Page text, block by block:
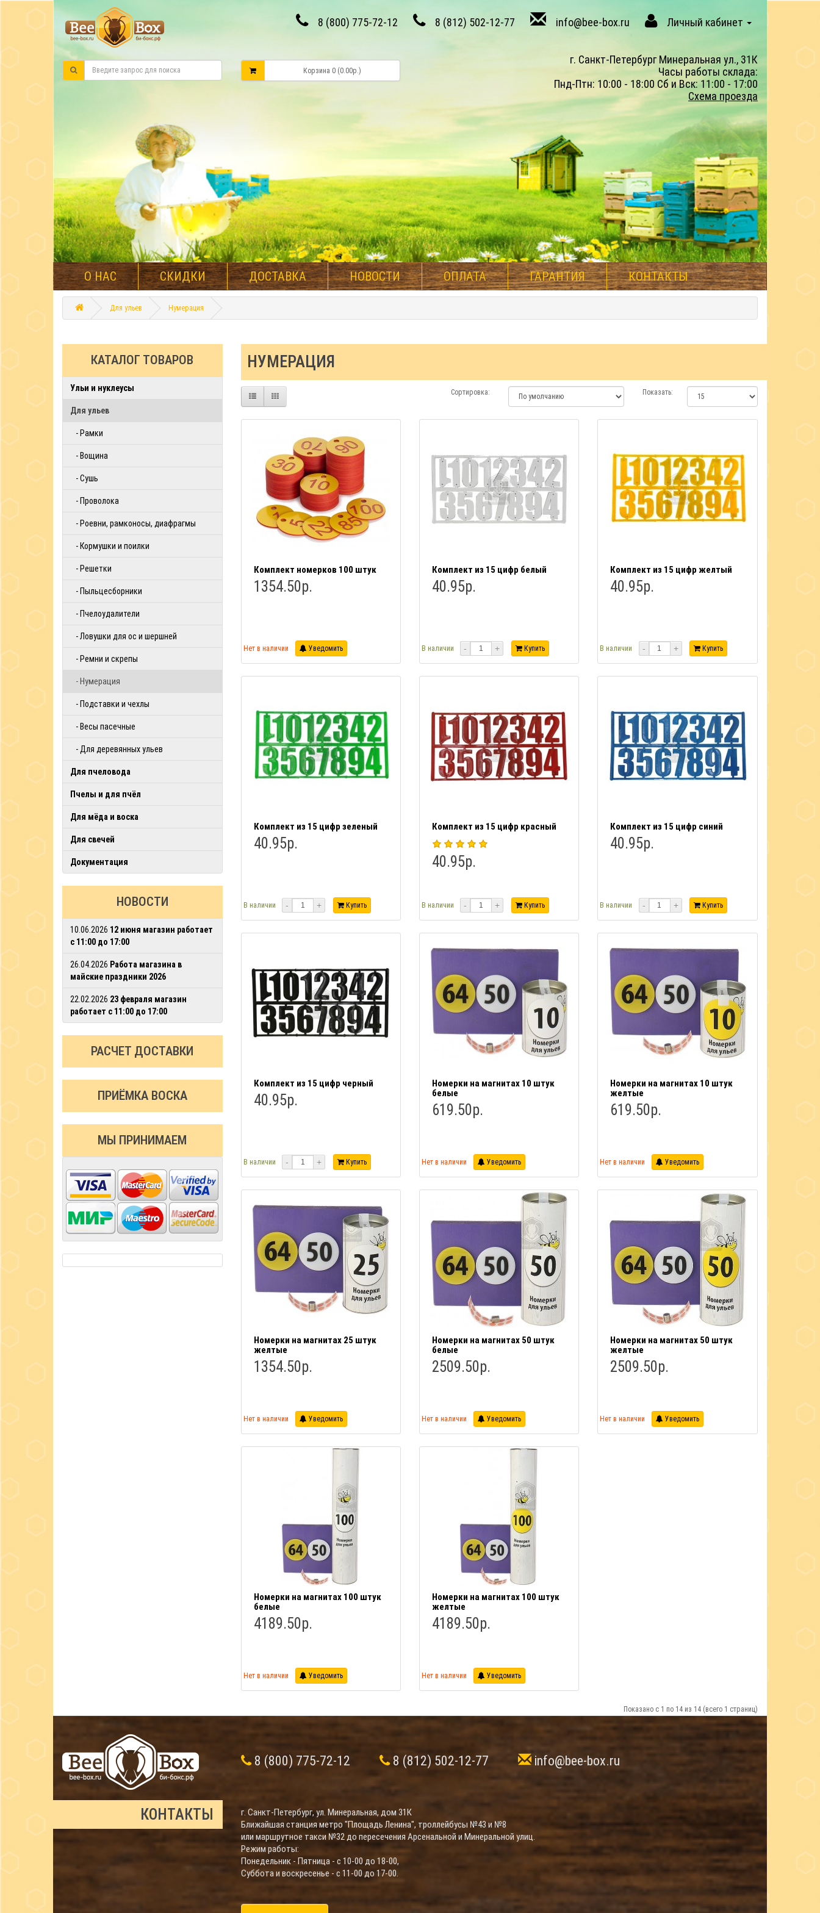
8 (800) 775-72-12 8 (812) 502-12-77 info@bee-box.ru Личный кабинет
Корзина 0 (0.00р.)
г. Санкт-Петербург Минеральная ул., 31К
Часы работы склада:
Пнд-Птн: 10:00 - 18:00 Сб и Вск: 11:00 - 17:00
Схема проезда
О НАС СКИДКИ ДОСТАВКА НОВОСТИ ОПЛАТА ГАРАНТИЯ КОНТАКТЫ
Для ульев Нумерация
КАТАЛОГ ТОВАРОВ
Ульи и нуклеусы
Для ульев
- Рамки
- Вощина
- Сушь
- Проволока
- Роевни, рамконосы, диафрагмы
- Кормушки и поилки
- Решетки
- Пыльцесборники
- Пчелоудалители
- Ловушки для ос и шершней
- Ремни и скрепы
- Нумерация
- Подставки и чехлы
- Весы пасечные
- Для деревянных ульев
Для пчеловода
Пчелы и для пчёл
Для мёда и воска
Для свечей
Документация
НОВОСТИ
10.06.2026 12 июня магазин работает
с 11:00 до 17:00
26.04.2026 Работа магазина в
майские праздники 2026
22.02.2026 23 февраля магазин
работает с 11:00 до 17:00
РАСЧЕТ ДОСТАВКИ
ПРИЁМКА ВОСКА
МЫ ПРИНИМАЕМ
НУМЕРАЦИЯ
Сортировка: Показать:
Комплект номерков 100 штук
1354.50р.
Нет в наличии Уведомить
Комплект из 15 цифр белый
40.95р.
В наличии - + Купить
Комплект из 15 цифр желтый
40.95р.
В наличии - + Купить
Комплект из 15 цифр зеленый
40.95р.
В наличии - + Купить
Комплект из 15 цифр красный
40.95р.
В наличии - + Купить
Комплект из 15 цифр синий
40.95р.
В наличии - + Купить
Комплект из 15 цифр черный
40.95р.
В наличии - + Купить
Номерки на магнитах 10 штук
белые
619.50р.
Нет в наличии Уведомить
Номерки на магнитах 10 штук
желтые
619.50р.
Нет в наличии Уведомить
Номерки на магнитах 25 штук
желтые
1354.50р.
Нет в наличии Уведомить
Номерки на магнитах 50 штук
белые
2509.50р.
Нет в наличии Уведомить
Номерки на магнитах 50 штук
желтые
2509.50р.
Нет в наличии Уведомить
Номерки на магнитах 100 штук
белые
4189.50р.
Нет в наличии Уведомить
Номерки на магнитах 100 штук
желтые
4189.50р.
Нет в наличии Уведомить
Показано с 1 по 14 из 14 (всего 1 страниц)
8 (800) 775-72-12 8 (812) 502-12-77 info@bee-box.ru
КОНТАКТЫ
г. Санкт-Петербург, ул. Минеральная, дом 31К
Ближайшая станция метро "Площадь Ленина", троллейбусы №43 и №8
или маршрутное такси №32 до пересечения Арсенальной и Минеральной улиц.
Режим работы:
Понедельник - Пятница - с 10-00 до 18-00,
Суббота и воскресенье - с 11-00 до 17-00.